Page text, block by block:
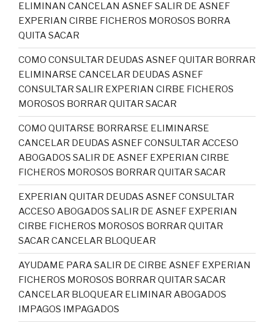
ELIMINAN CANCELAN ASNEF SALIR DE ASNEF
EXPERIAN CIRBE FICHEROS MOROSOS BORRA
QUITA SACAR
COMO CONSULTAR DEUDAS ASNEF QUITAR BORRAR
ELIMINARSE CANCELAR DEUDAS ASNEF
CONSULTAR SALIR EXPERIAN CIRBE FICHEROS
MOROSOS BORRAR QUITAR SACAR
COMO QUITARSE BORRARSE ELIMINARSE
CANCELAR DEUDAS ASNEF CONSULTAR ACCESO
ABOGADOS SALIR DE ASNEF EXPERIAN CIRBE
FICHEROS MOROSOS BORRAR QUITAR SACAR
EXPERIAN QUITAR DEUDAS ASNEF CONSULTAR
ACCESO ABOGADOS SALIR DE ASNEF EXPERIAN
CIRBE FICHEROS MOROSOS BORRAR QUITAR
SACAR CANCELAR BLOQUEAR
AYUDAME PARA SALIR DE CIRBE ASNEF EXPERIAN
FICHEROS MOROSOS BORRAR QUITAR SACAR
CANCELAR BLOQUEAR ELIMINAR ABOGADOS
IMPAGOS IMPAGADOS